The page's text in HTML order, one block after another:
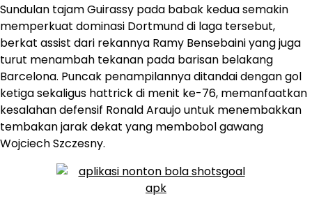
Sundulan tajam Guirassy pada babak kedua semakin
memperkuat dominasi Dortmund di laga tersebut,
berkat assist dari rekannya Ramy Bensebaini yang juga
turut menambah tekanan pada barisan belakang
Barcelona. Puncak penampilannya ditandai dengan gol
ketiga sekaligus hattrick di menit ke-76, memanfaatkan
kesalahan defensif Ronald Araujo untuk menembakkan
tembakan jarak dekat yang membobol gawang
Wojciech Szczesny.